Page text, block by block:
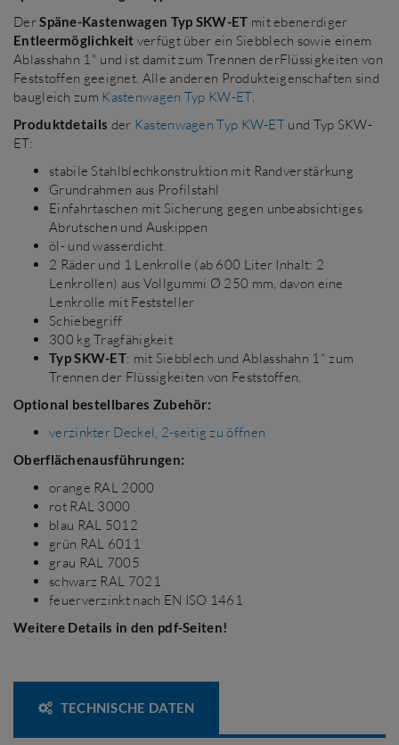
DerSpäne-Kastenwagen Typ SKW-ET mit ebenerdiger
Entleermöglichkeit verfügt über ein Siebblech sowie einem
Ablasshahn 1" und ist damit zum Trennen derFlüssigkeiten von
Feststoffen geeignet. Alle anderen Produkteigenschaften sind
baugleich zum Kastenwagen Typ KW-ET.
Produktdetails der Kastenwagen Typ KW-ET und Typ SKW-
ET:
stabile Stahlblechkonstruktion mit Randverstärkung
Grundrahmen aus Profilstahl
Einfahrtaschen mit Sicherung gegen unbeabsichtiges
Abrutschen und Auskippen
öl- und wasserdicht
2 Räder und 1 Lenkrolle (ab 600 Liter Inhalt: 2
Lenkrollen) aus Vollgummi Ø 250 mm, davon eine
Lenkrolle mit Feststeller
Schiebegriff
300 kg Tragfähigkeit
Typ SKW-ET: mit Siebblech und Ablasshahn 1" zum
Trennen der Flüssigkeiten von Feststoffen.
Optional bestellbares Zubehör:
verzinkter Deckel, 2-seitig zu öffnen
Oberflächenausführungen:
orange RAL 2000
rot RAL 3000
blau RAL 5012
grün RAL 6011
grau RAL 7005
schwarz RAL 7021
feuerverzinkt nach EN ISO 1461
Weitere Details in den pdf-Seiten!
TECHNISCHE DATEN